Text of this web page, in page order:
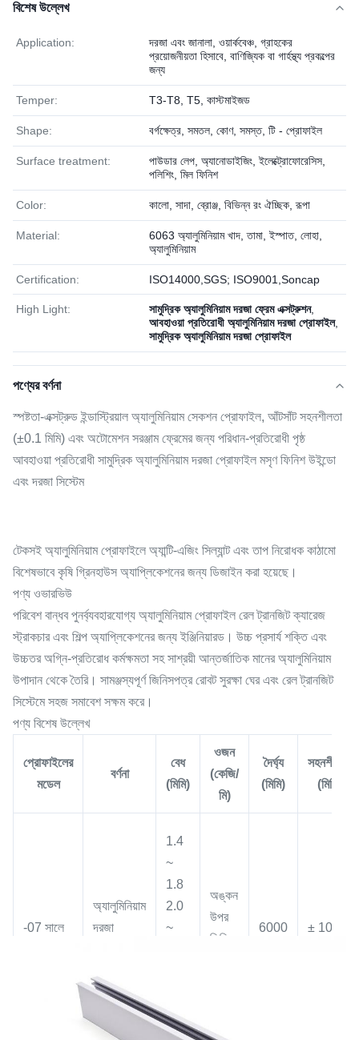
বিশেষ উল্লেখ
Application:
দরজা এবং জানালা, ওয়ার্কবেঞ্চ, গ্রাহকের
প্রয়োজনীয়তা হিসাবে, বাণিজ্যিক বা গার্হস্থ্য প্রকল্পের
জন্য
Temper: T3-T8, T5, কাস্টমাইজড
Shape: বর্গক্ষেত্র, সমতল, কোণ, সমস্ত, টি - প্রোফাইল
Surface treatment:
পাউডার লেপ, অ্যানোডাইজিং, ইলেক্ট্রোফোরেসিস,
পলিশিং, মিল ফিনিশ
Color: কালো, সাদা, ব্রোঞ্জ, বিভিন্ন রং ঐচ্ছিক, রূপা
Material:
6063 অ্যালুমিনিয়াম খাদ, তামা, ইস্পাত, লোহা,
অ্যালুমিনিয়াম
Certification: ISO14000,SGS; ISO9001,Soncap
High Light: সামুদ্রিক অ্যালুমিনিয়াম দরজা ফ্রেম এক্সট্রুশন,
আবহাওয়া প্রতিরোধী অ্যালুমিনিয়াম দরজা প্রোফাইল,
সামুদ্রিক অ্যালুমিনিয়াম দরজা প্রোফাইল
পণ্যের বর্ণনা
স্পষ্টতা-এক্সট্রুড ইন্ডাস্ট্রিয়াল অ্যালুমিনিয়াম সেকশন প্রোফাইল, আঁটসাঁট সহনশীলতা
(±0.1 মিমি) এবং অটোমেশন সরঞ্জাম ফ্রেমের জন্য পরিধান-প্রতিরোধী পৃষ্ঠ
আবহাওয়া প্রতিরোধী সামুদ্রিক অ্যালুমিনিয়াম দরজা প্রোফাইল মসৃণ ফিনিশ উইন্ডো
এবং দরজা সিস্টেম
টেকসই অ্যালুমিনিয়াম প্রোফাইলে অ্যান্টি-এজিং সিল্যান্ট এবং তাপ নিরোধক কাঠামো
বিশেষভাবে কৃষি গ্রিনহাউস অ্যাপ্লিকেশনের জন্য ডিজাইন করা হয়েছে।
পণ্য ওভারভিউ
পরিবেশ বান্ধব পুনর্ব্যবহারযোগ্য অ্যালুমিনিয়াম প্রোফাইল রেল ট্রানজিট ক্যারেজ
স্ট্রাকচার এবং শিল্প অ্যাপ্লিকেশনের জন্য ইঞ্জিনিয়ারড। উচ্চ প্রসার্য শক্তি এবং
উচ্চতর অগ্নি-প্রতিরোধ কর্মক্ষমতা সহ সাশ্রয়ী আন্তর্জাতিক মানের অ্যালুমিনিয়াম
উপাদান থেকে তৈরি। সামঞ্জস্যপূর্ণ জিনিসপত্র রোবট সুরক্ষা ঘের এবং রেল ট্রানজিট
সিস্টেমে সহজ সমাবেশ সক্ষম করে।
পণ্য বিশেষ উল্লেখ
প্রোফাইলের
মডেল
বর্ণনা
বেধ
(মিমি)
ওজন
(কেজি/
মি)
দৈর্ঘ্য
(মিমি)
সহনশীলতা
(মিমি)
-07 সালে
অ্যালুমিনিয়াম
দরজা
1.4
~
1.8
2.0
~
3.0
অঙ্কন
উপর
ভিত্তি
6000 ± 10